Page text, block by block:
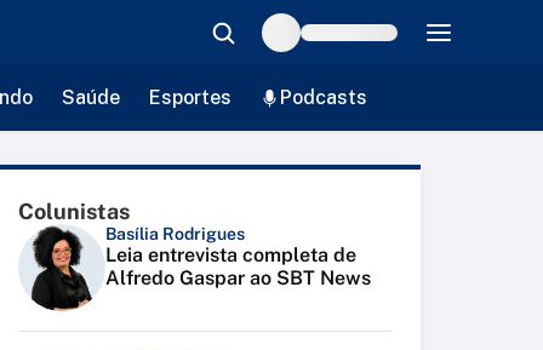
Saúde Esportes Podcasts
Colunistas
Basília Rodrigues
Leia entrevista completa de
Alfredo Gaspar ao SBT News